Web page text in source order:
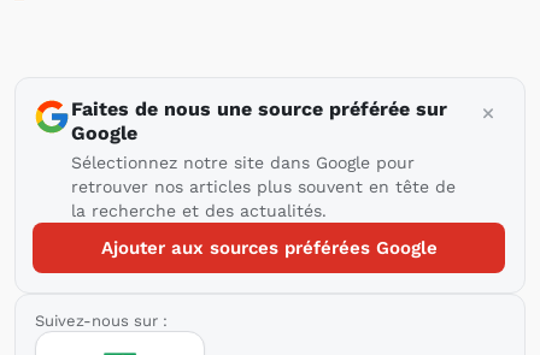
Faites de nous une source préférée sur
Google
Sélectionnez notre site dans Google pour
retrouver nos articles plus souvent en tête de
la recherche et des actualités.
Ajouter aux sources préférées Google
Suivez-nous sur :